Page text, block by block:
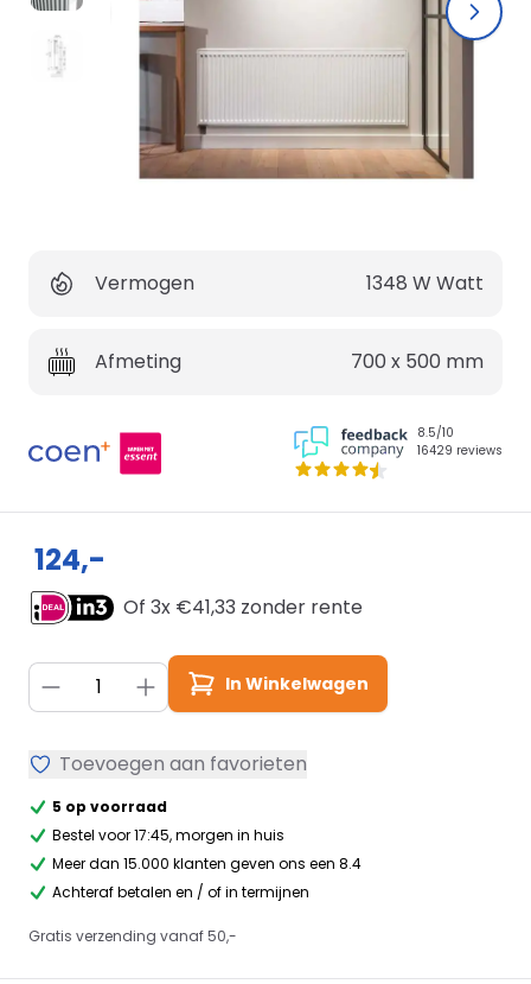
Vermogen 1348 W Watt
Afmeting 700 x 500 mm
8.5/10
16429 reviews
124,-
Of 3x €41,33 zonder rente
Aantal In Winkelwagen
Toevoegen aan favorieten
5 op voorraad
Bestel voor 17:45, morgen in huis
Meer dan 15.000 klanten geven ons een 8.4
Achteraf betalen en / of in termijnen
Gratis verzending vanaf 50,-